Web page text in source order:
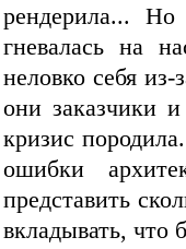
рендерила... Но
гневалась на
неловко себя из-
они заказчики
кризис
ошибки
представить
вкладывать, что